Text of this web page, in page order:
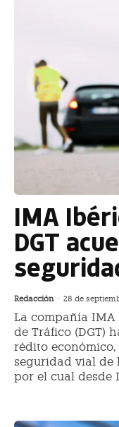
IMA
DGT
Redacción - 28 de
La compañía
de Tráfico (DGT)
rédito
seguridad vial de
por el cual desde